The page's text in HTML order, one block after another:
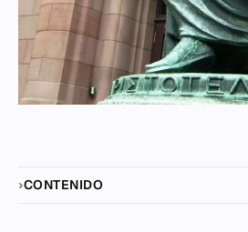
CONTENIDO